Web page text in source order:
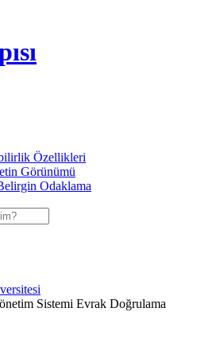
Özellikleri
Görünümü
Odaklama
Sistemi Evrak Doğrulama